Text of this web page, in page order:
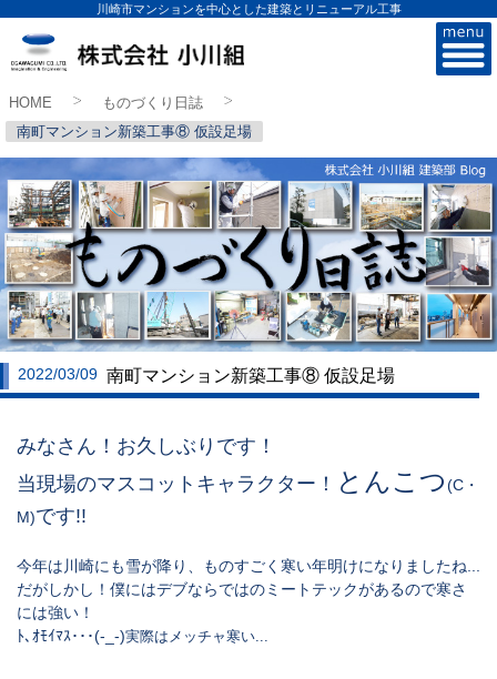
川崎市マンションを中心とした建築とリニューアル工事
HOME >ものづくり日誌
南町マンション新築工事⑧ 仮設足場
2022/03/09 南町マンション新築工事⑧ 仮設足場
みなさん！お久しぶりです！
当現場のマスコットキャラクター！ とんこつ(C・
M)です!!
今年は川崎にも雪が降り、ものすごく寒い年明けになりましたね...
だがしかし！僕にはデブならではのミートテックがあるので寒さ
には強い！
ﾄ､ｵﾓｲﾏｽ･･･(-_-)実際はメッチャ寒い...